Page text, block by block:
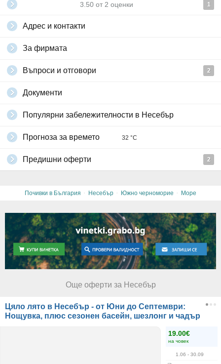
3.50 от 2 оценки 1
Адрес и контакти
За фирмата
Въпроси и отговори 2
Документи
Популярни забележителности в Несебър
Прогноза за времето 32 °C
Предишни оферти 2
Почивки в България · Несебър · Южно черноморие · Море
Още оферти за Несебър
Цяло лято в Несебър - от Юни до Септември:
Нощувка, плюс сезонен басейн, шезлонг и чадър
19.00€
на човек
1.06 - 30.09